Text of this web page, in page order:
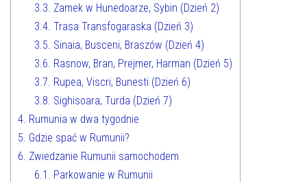
3.3. Zamek w Hunedoarze, Sybin (Dzień 2)
3.4. Trasa Transfogaraska (Dzień 3)
3.5. Sinaia, Busceni, Braszów (Dzień 4)
3.6. Rasnow, Bran, Prejmer, Harman (Dzień 5)
3.7. Rupea, Viscri, Bunesti (Dzień 6)
3.8. Sighisoara, Turda (Dzień 7)
4. Rumunia w dwa tygodnie
5. Gdzie spać w Rumunii?
6. Zwiedzanie Rumunii samochodem
6.1.
Parkowanie w Rumunii